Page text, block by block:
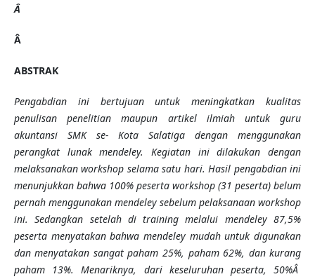
Â
Â
ABSTRAK
Pengabdian ini bertujuan untuk meningkatkan kualitas
penulisan penelitian maupun artikel ilmiah untuk guru
akuntansi SMK se- Kota Salatiga dengan menggunakan
perangkat lunak mendeley. Kegiatan ini dilakukan dengan
melaksanakan workshop selama satu hari. Hasil pengabdian ini
menunjukkan bahwa 100% peserta workshop (31 peserta) belum
pernah menggunakan mendeley sebelum pelaksanaan workshop
ini. Sedangkan setelah di training melalui mendeley 87,5%
peserta menyatakan bahwa mendeley mudah untuk digunakan
dan menyatakan sangat paham 25%, paham 62%, dan kurang
paham 13%. Menariknya, dari keseluruhan peserta, 50%Â